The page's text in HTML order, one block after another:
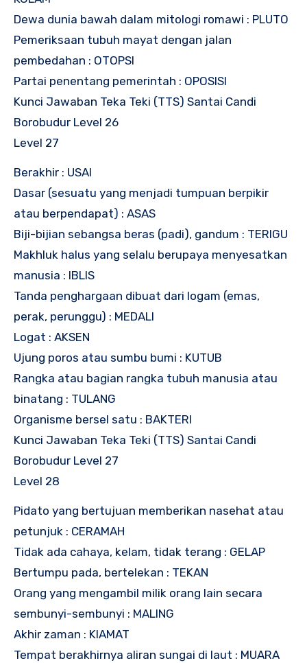
Dewa dunia bawah dalam mitologi romawi : PLUTO
Pemeriksaan tubuh mayat dengan jalan
pembedahan : OTOPSI
Partai penentang pemerintah : OPOSISI
Kunci Jawaban Teka Teki (TTS) Santai Candi
Borobudur Level 26
Level 27
Berakhir : USAI
Dasar (sesuatu yang menjadi tumpuan berpikir
atau berpendapat) : ASAS
Biji-bijian sebangsa beras (padi), gandum : TERIGU
Makhluk halus yang selalu berupaya menyesatkan
manusia : IBLIS
Tanda penghargaan dibuat dari logam (emas,
perak, perunggu) : MEDALI
Logat : AKSEN
Ujung poros atau sumbu bumi : KUTUB
Rangka atau bagian rangka tubuh manusia atau
binatang : TULANG
Organisme bersel satu : BAKTERI
Kunci Jawaban Teka Teki (TTS) Santai Candi
Borobudur Level 27
Level 28
Pidato yang bertujuan memberikan nasehat atau
petunjuk : CERAMAH
Tidak ada cahaya, kelam, tidak terang : GELAP
Bertumpu pada, bertelekan : TEKAN
Orang yang mengambil milik orang lain secara
sembunyi-sembunyi : MALING
Akhir zaman : KIAMAT
Tempat berakhirnya aliran sungai di laut : MUARA